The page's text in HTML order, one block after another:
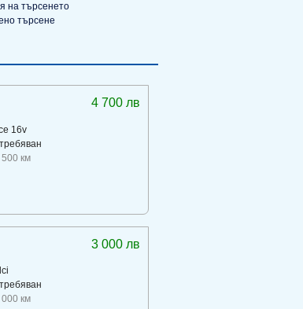
на търсенето
търсене
4 700 лв
16v
500 км
3 000 лв
000 км